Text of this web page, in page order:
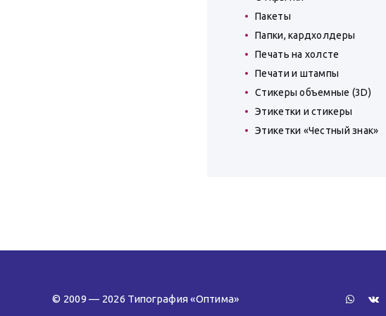
Пакеты
Папки, кардхолдеры
Печать на холсте
Печати и штампы
Стикеры объемные (3D)
Этикетки и стикеры
Этикетки «Честный знак»
© 2009 — 2026 Типография «Оптима»